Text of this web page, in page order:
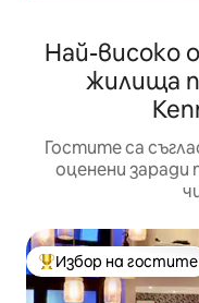
Най-високо
жилища
Гостите са
оценени
Най-популярен
Избор на гостите